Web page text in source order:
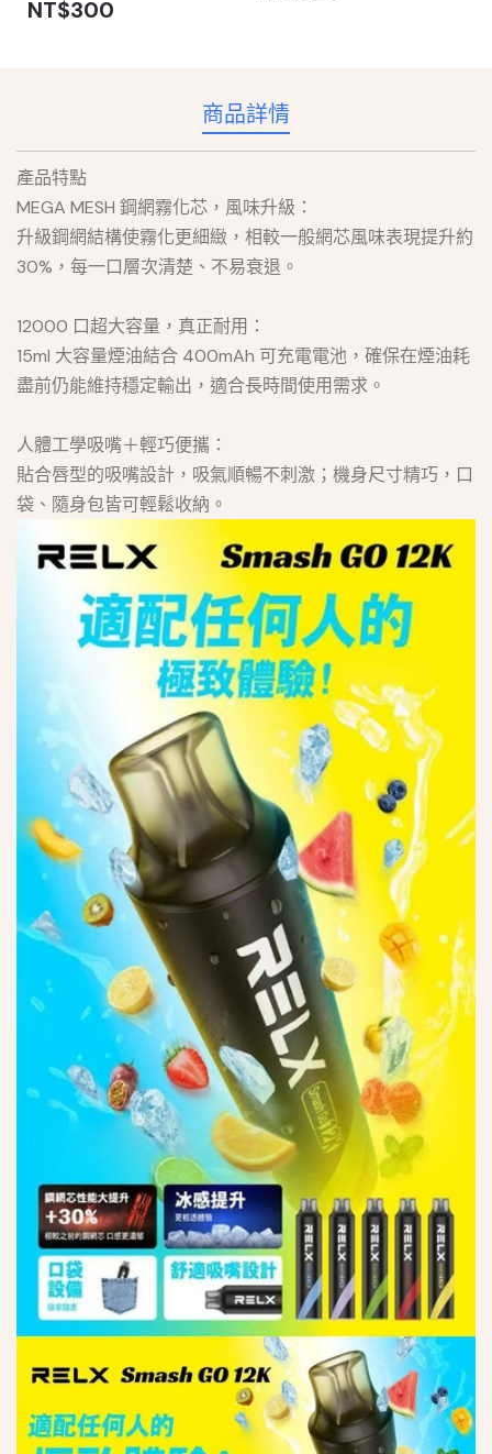
NT$300
商品詳情
產品特點
MEGA MESH 鋼網霧化芯，風味升級：
升級鋼網結構使霧化更細緻，相較一般網芯風味表現提升約
30%，每一口層次清楚、不易衰退。
12000 口超大容量，真正耐用：
15ml 大容量煙油結合 400mAh 可充電電池，確保在煙油耗
盡前仍能維持穩定輸出，適合長時間使用需求。
人體工學吸嘴＋輕巧便攜：
貼合唇型的吸嘴設計，吸氣順暢不刺激；機身尺寸精巧，口
袋、隨身包皆可輕鬆收納。